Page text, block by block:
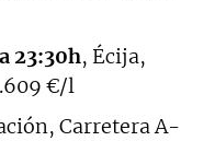
23:30h, Écija,
€/l
Carretera A-